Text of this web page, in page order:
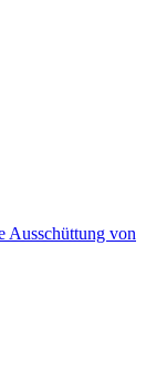
Ausschüttung von